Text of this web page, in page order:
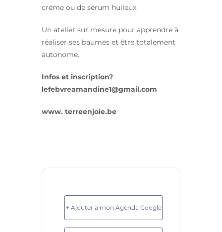
crème ou de sérum huileux.
Un atelier sur mesure pour apprendre à
réaliser ses baumes et être totalement
autonome.
Infos et inscription?
lefebvreamandine1@gmail.com
www. terreenjoie.be
+ Ajouter à mon Agenda Google